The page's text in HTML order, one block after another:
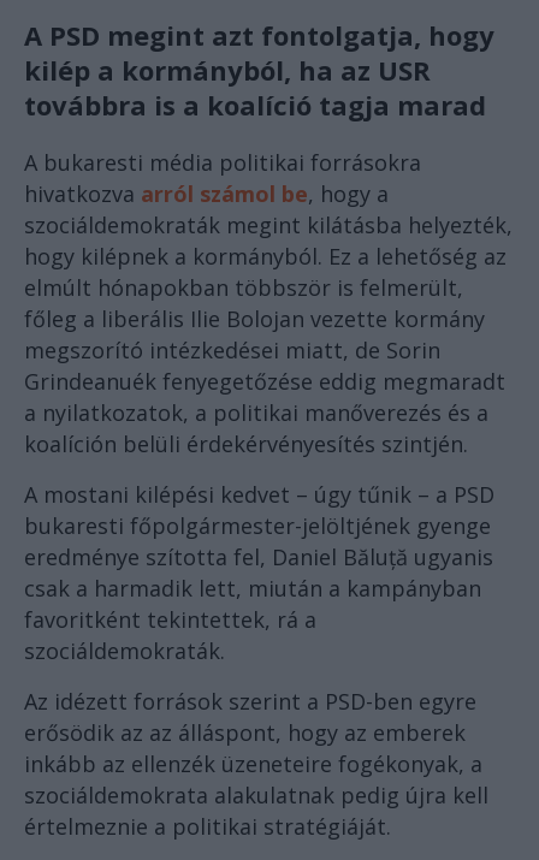
A PSD megint azt fontolgatja, hogy
kilép a kormányból, ha az USR
továbbra is a koalíció tagja marad
A bukaresti média politikai forrásokra
hivatkozva arról számol be, hogy a
szociáldemokraták megint kilátásba helyezték,
hogy kilépnek a kormányból. Ez a lehetőség az
elmúlt hónapokban többször is felmerült,
főleg a liberális Ilie Bolojan vezette kormány
megszorító intézkedései miatt, de Sorin
Grindeanuék fenyegetőzése eddig megmaradt
a nyilatkozatok, a politikai manőverezés és a
koalíción belüli érdekérvényesítés szintjén.
A mostani kilépési kedvet – úgy tűnik – a PSD
bukaresti főpolgármester-jelöltjének gyenge
eredménye szította fel, Daniel Băluță ugyanis
csak a harmadik lett, miután a kampányban
favoritként tekintettek, rá a
szociáldemokraták.
Az idézett források szerint a PSD-ben egyre
erősödik az az álláspont, hogy az emberek
inkább az ellenzék üzeneteire fogékonyak, a
szociáldemokrata alakulatnak pedig újra kell
értelmeznie a politikai stratégiáját.